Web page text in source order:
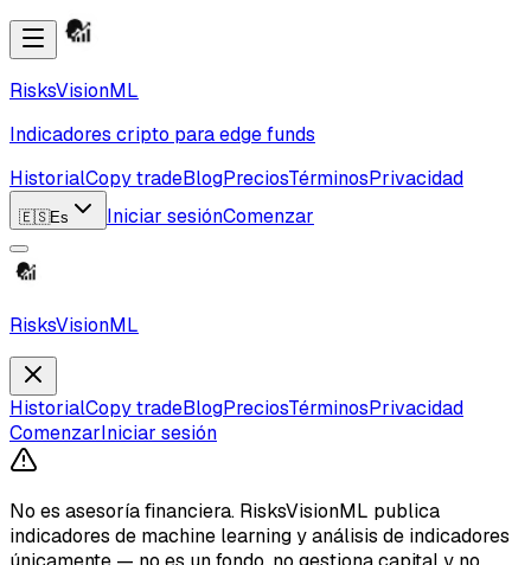
RisksVisionML
Indicadores cripto para edge funds
HistorialCopy tradeBlogPreciosTérminosPrivacidad
🇪🇸Es Iniciar sesiónComenzar
RisksVisionML
HistorialCopy tradeBlogPreciosTérminosPrivacidad
ComenzarIniciar sesión
No es asesoría financiera. RisksVisionML publica
indicadores de machine learning y análisis de indicadores